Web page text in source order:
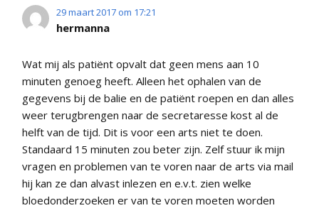
29 maart 2017 om 17:21
hermanna
Wat mij als patiënt opvalt dat geen mens aan 10
minuten genoeg heeft. Alleen het ophalen van de
gegevens bij de balie en de patiënt roepen en dan alles
weer terugbrengen naar de secretaresse kost al de
helft van de tijd. Dit is voor een arts niet te doen.
Standaard 15 minuten zou beter zijn. Zelf stuur ik mijn
vragen en problemen van te voren naar de arts via mail
hij kan ze dan alvast inlezen en e.v.t. zien welke
bloedonderzoeken er van te voren moeten worden